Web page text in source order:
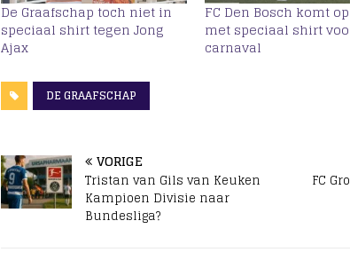
De Graafschap toch niet in
speciaal shirt tegen Jong
Ajax
FC Den Bosch komt
met speciaal shirt
carnaval
DE GRAAFSCHAP
VORIGE
Tristan van Gils van Keuken
Kampioen Divisie naar
Bundesliga?
FC